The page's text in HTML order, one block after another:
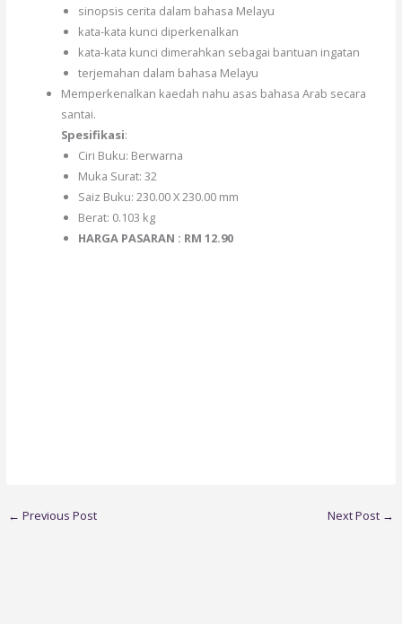
sinopsis cerita dalam bahasa Melayu
kata-kata kunci diperkenalkan
kata-kata kunci dimerahkan sebagai bantuan ingatan
terjemahan dalam bahasa Melayu
Memperkenalkan kaedah nahu asas bahasa Arab secara
santai.
Spesifikasi:
Ciri Buku: Berwarna
Muka Surat: 32
Saiz Buku: 230.00 X 230.00 mm
Berat: 0.103 kg
HARGA PASARAN : RM 12.90
← Previous Post Next Post →